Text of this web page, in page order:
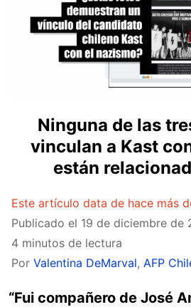
Ninguna de las
vinculan a Kast
están
Este artículo data de hace más
Publicado el 19 de diciembre de
4 minutos de lectura
Por Valentina DeMarval, AFP
“Fui compañero de José